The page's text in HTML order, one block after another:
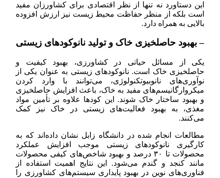
این دستاورد نه تنها از نظر اقتصادی برای کشاورزان مفید
است بلکه از منظر حفاظت محیط زیست نیز ارزش افزوده
بالایی به همراه دارد.
– بهبود حاصلخیزی خاک و تولید نانوکودهای زیستی
یکی از مسائل حیاتی در کشاورزی، بهبود کیفیت و
حاصلخیزی خاک است. نانوکودهای زیستی به عنوان یکی از
نوآوری‌های نانوبیوتکنولوژی، می‌توانند با وارد کردن
میکروارگانیسم‌های مفید به خاک، باعث افزایش حاصلخیزی
و بهبود ساختار خاک شوند. این کودها علاوه بر تأمین مواد
مغذی، به بهبود فعالیت‌های زیستی در خاک نیز کمک
می‌کنند.
مطالعات انجام شده در دانشگاه زابل نشان داده‌اند که به
کارگیری نانوکودهای زیستی موجب افزایش عملکرد
محصولات تا ۳۰ درصد و بهبود شاخص‌های کیفی محصولات
مانند کنجد و گندم می‌شود. این نتایج اهمیت استفاده از
فناوری‌های نوین در بهبود پایداری سیستم‌های کشاورزی را